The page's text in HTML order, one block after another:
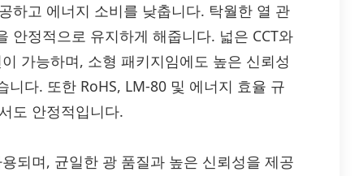
하고 에너지 소비를 낮춥니다. 탁월한 열 관
안정적으로 유지하게 해줍니다. 넓은 CCT와
가능하며, 소형 패키지임에도 높은 신뢰성
다. 또한 RoHS, LM-80 및 에너지 효율 규
도 안정적입니다.
되며, 균일한 광 품질과 높은 신뢰성을 제공